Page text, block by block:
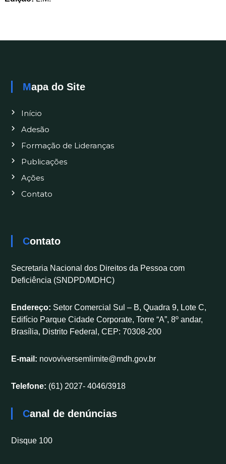
Mapa do Site
Início
Adesão
Formação de Lideranças
Publicações
Ações
Contato
Contato
Secretaria Nacional dos Direitos da Pessoa com
Deficiência (SNDPD/MDHC)
Endereço: Setor Comercial Sul – B, Quadra 9, Lote C,
Edifício Parque Cidade Corporate, Torre “A”, 8º andar,
Brasília, Distrito Federal, CEP: 70308-200
E-mail: novoviversemlimite@mdh.gov.br
Telefone: (61) 2027- 4046/3918
Canal de denúncias
Disque 100